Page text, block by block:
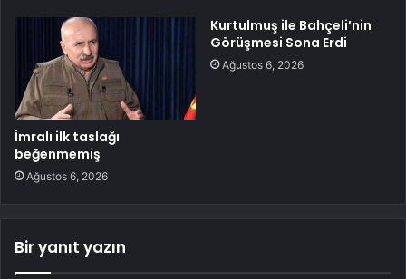
İmralı ilk taslağı
beğenmemiş
Ağustos 6, 2026
Kurtulmuş ile Bahçeli’nin
Görüşmesi Sona Erdi
Ağustos 6, 2026
Bir yanıt yazın